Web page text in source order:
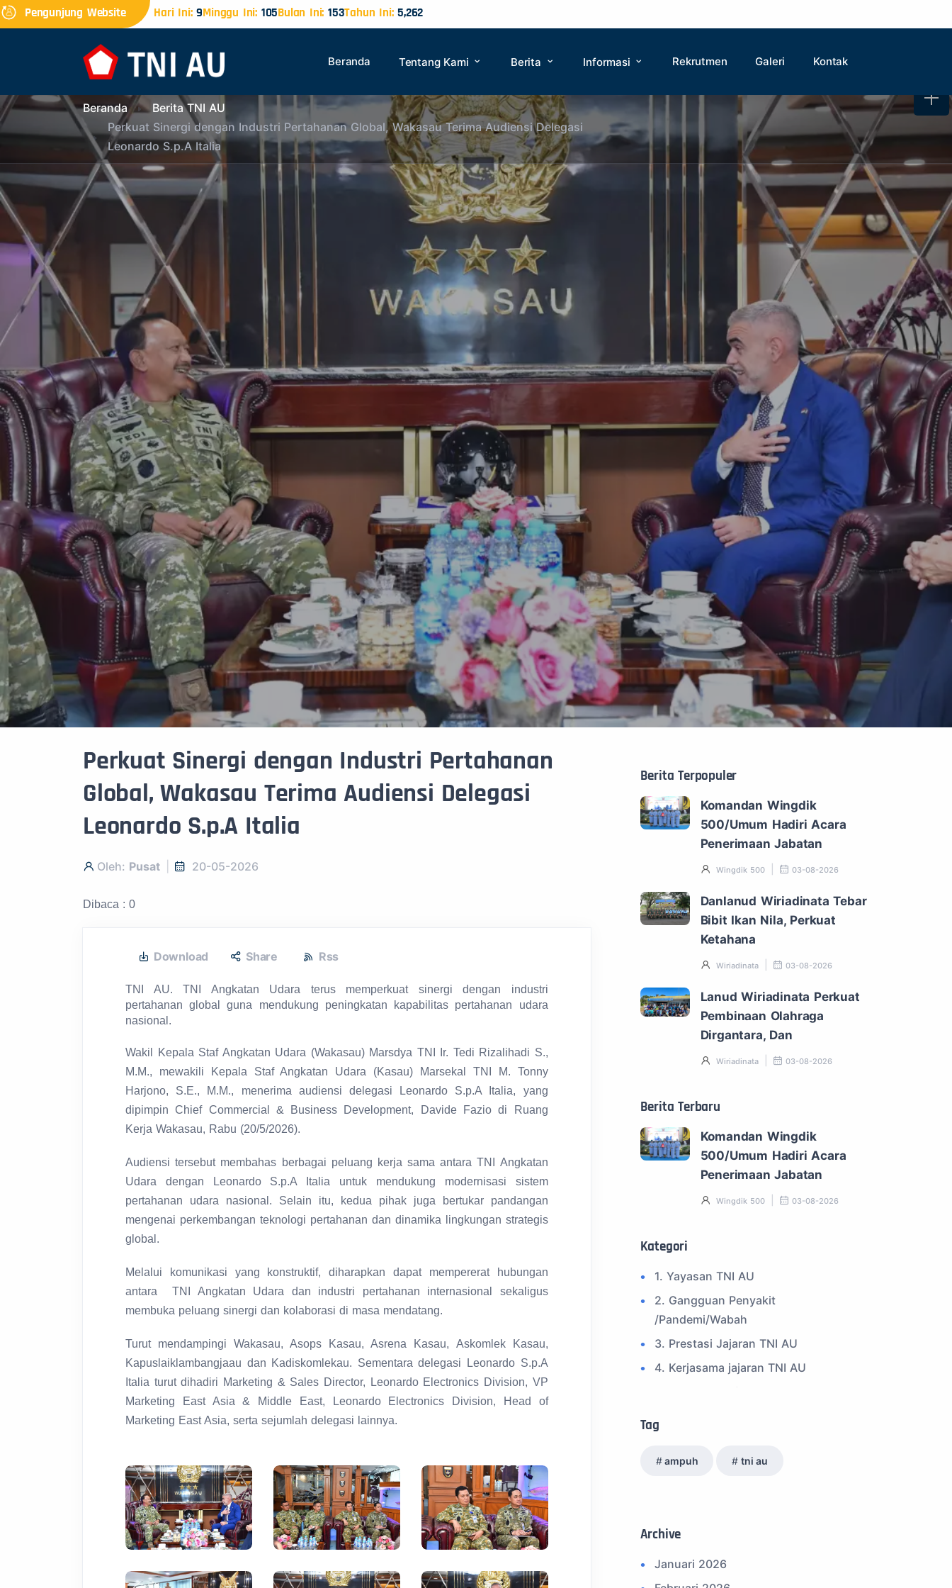
Pengunjung Website Hari Ini:9Minggu Ini: 105Bulan Ini: 153Tahun Ini:5,262
Beranda Tentang Kami Berita Informasi Rekrutmen Galeri Kontak
Beranda
Berita TNI AU
Perkuat Sinergi dengan Industri Pertahanan Global, Wakasau Terima Audiensi Delegasi
Leonardo S.p.A Italia
Perkuat Sinergi dengan Industri Pertahanan
Global, Wakasau Terima Audiensi Delegasi
Leonardo S.p.A Italia
Oleh: Pusat 20-05-2026
Dibaca : 0
Download Share Rss
TNI AU. TNI Angkatan Udara terus memperkuat sinergi dengan industri
pertahanan global guna mendukung peningkatan kapabilitas pertahanan udara
nasional.
Wakil Kepala Staf Angkatan Udara (Wakasau) Marsdya TNI Ir. Tedi Rizalihadi S.,
M.M., mewakili Kepala Staf Angkatan Udara (Kasau) Marsekal TNI M. Tonny
Harjono, S.E., M.M., menerima audiensi delegasi Leonardo S.p.A Italia, yang
dipimpin Chief Commercial & Business Development, Davide Fazio di Ruang
Kerja Wakasau, Rabu (20/5/2026).
Audiensi tersebut membahas berbagai peluang kerja sama antara TNI Angkatan
Udara dengan Leonardo S.p.A Italia untuk mendukung modernisasi sistem
pertahanan udara nasional. Selain itu, kedua pihak juga bertukar pandangan
mengenai perkembangan teknologi pertahanan dan dinamika lingkungan strategis
global.
Melalui komunikasi yang konstruktif, diharapkan dapat mempererat hubungan
antara TNI Angkatan Udara dan industri pertahanan internasional sekaligus
membuka peluang sinergi dan kolaborasi di masa mendatang.
Turut mendampingi Wakasau, Asops Kasau, Asrena Kasau, Askomlek Kasau,
Kapuslaiklambangjaau dan Kadiskomlekau. Sementara delegasi Leonardo S.p.A
Italia turut dihadiri Marketing & Sales Director, Leonardo Electronics Division, VP
Marketing East Asia & Middle East, Leonardo Electronics Division, Head of
Marketing East Asia, serta sejumlah delegasi lainnya.
Berita Terpopuler
Komandan Wingdik
500/Umum Hadiri Acara
Penerimaan Jabatan
Wingdik 500 03-08-2026
Danlanud Wiriadinata Tebar
Bibit Ikan Nila, Perkuat
Ketahana
Wiriadinata 03-08-2026
Lanud Wiriadinata Perkuat
Pembinaan Olahraga
Dirgantara, Dan
Wiriadinata 03-08-2026
Berita Terbaru
Komandan Wingdik
500/Umum Hadiri Acara
Penerimaan Jabatan
Wingdik 500 03-08-2026
Kategori
1. Yayasan TNI AU
2. Gangguan Penyakit
/Pandemi/Wabah
3. Prestasi Jajaran TNI AU
4. Kerjasama jajaran TNI AU
8. SPAM Sosial Media
11. Info Operasi dan Latihan
12. Federasi Aero Sport Indonesia
13. Satuan Karya Dirgantara - Pramuka
Tag
ampuh tni au
Archive
Januari 2026